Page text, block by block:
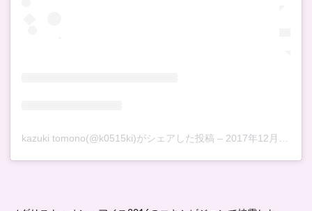
kazuki tomono(@k0515ki)がシェアした投稿 – 2017年12月月31日午後3時46分PST